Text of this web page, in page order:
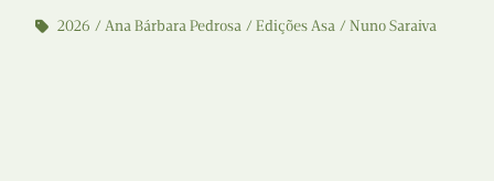
2026
Ana Bárbara Pedrosa Edições Asa Nuno Saraiva